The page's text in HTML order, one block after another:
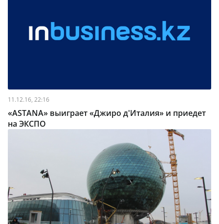
11.12.16, 22:16
«ASTANA» выиграет «Джиро д'Италия» и приедет
на ЭКСПО